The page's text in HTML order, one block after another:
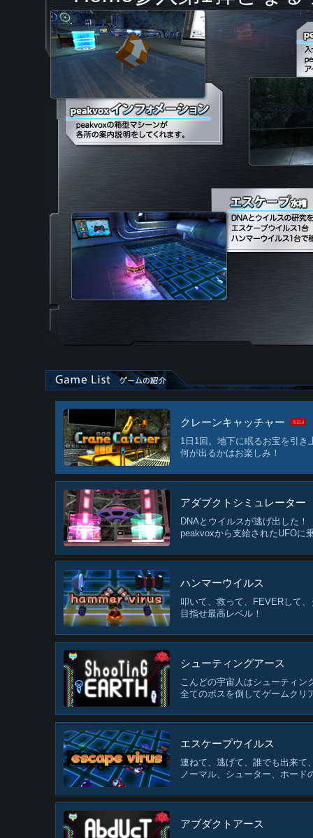
クレーンキャッチャー
1日1回。地下に眠るお宝を引き
何が出るかはお楽しみ！
アダブクトシミュレーター
DNAとウイルスが逃げ出した！
peakvoxから支給されたUFOに
ハンマーウイルス
叩いて、救って、FEVERして
目指せ最高レベル！
シューティングアース
こんどの宇宙人はシューティン
全てのボスを倒してゲームクリ
エスケープウイルス
連ねて、逃げて、誰でも出来て
ノーマル、シューター、ホー
アブダクトアース